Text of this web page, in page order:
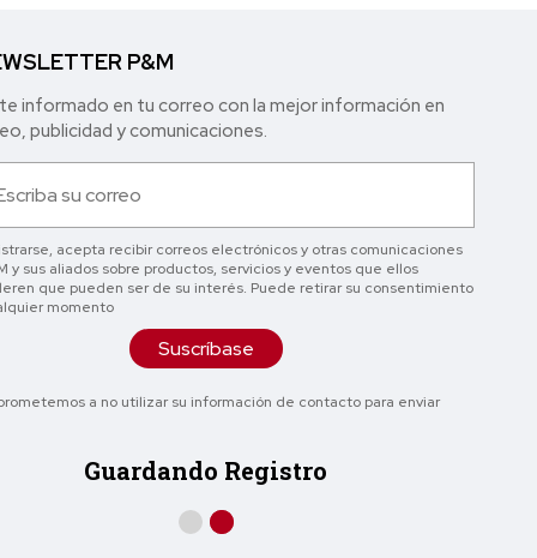
P&M
informado en tu correo con la mejor in formación en
publicidad y comunicaciones.
acepta recibir correos electrónicos y otras comunicaciones
y sus aliados sobre productos, servicios y eventos que ellos
que pueden ser de su interés. Puede retirar su consentimiento
momento
Suscríbase
a no utilizar su información de contacto para enviar
Guardando Registro